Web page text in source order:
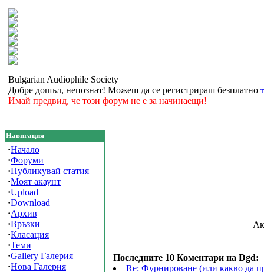
Bulgarian Audiophile Society
Добре дошъл, непознат! Можеш да се регистрираш безплатно
Имай предвид, че този форум не е за начинаещи!
Навигация
·Начало
·Форуми
·Публикувай статия
·Моят акаунт
·Upload
·Download
·Архив
·Връзки
·Класация
·Теми
·Gallery Галерия
·Нова Галерия
Последните 10 Коментари на Dgd:
Re: Фурнироване (или какво да